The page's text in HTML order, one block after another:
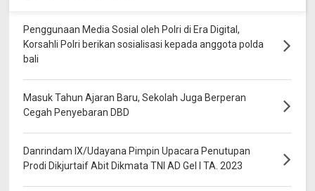
Penggunaan Media Sosial oleh Polri di Era Digital,
Korsahli Polri berikan sosialisasi kepada anggota polda
bali
Masuk Tahun Ajaran Baru, Sekolah Juga Berperan
Cegah Penyebaran DBD
Danrindam IX/Udayana Pimpin Upacara Penutupan
Prodi Dikjurtaif Abit Dikmata TNI AD Gel I TA. 2023